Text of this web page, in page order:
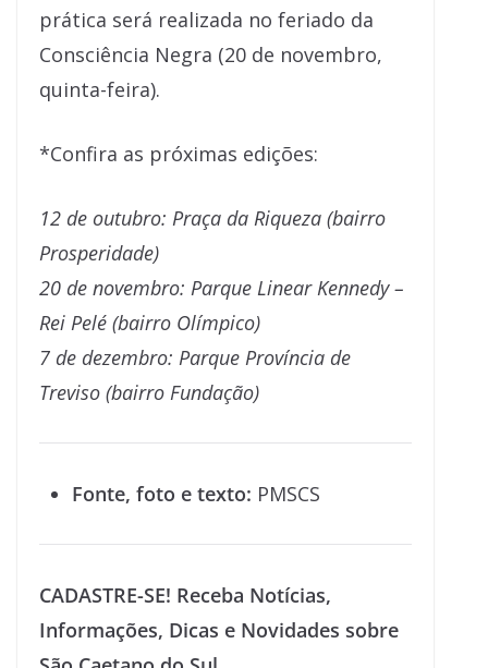
prática será realizada no feriado da
Consciência Negra (20 de novembro,
quinta-feira).
*Confira as próximas edições:
12 de outubro: Praça da Riqueza (bairro
Prosperidade)
20 de novembro: Parque Linear Kennedy –
Rei Pelé (bairro Olímpico)
7 de dezembro: Parque Província de
Treviso (bairro Fundação)
Fonte, foto e texto: PMSCS
CADASTRE-SE! Receba Notícias,
Informações, Dicas e Novidades sobre